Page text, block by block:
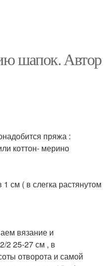
Узоры для шапок
шапок. Автор
пряжа :
коттон- мерино
см ( в слегка растянутом
вязание и
2 25-27 см , в
отворота и самой